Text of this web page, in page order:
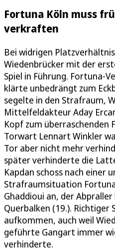
Fortuna Köln muss
verkraften
Bei widrigen
Wiedenbrücker mit der
Spiel in Führung. Fortuna-
klärte unbedrängt zum
segelte in den Strafraum,
Mittelfeldakteur Aday
Kopf zum überraschenden
Torwart Lennart Winkler
Tor aber nicht mehr
später verhinderte die
Kapdan schoss nach einer
Strafraumsituation
Ghaddioui an, der
Querbalken (19.). Richtiger
aufkommen, auch weil
geführte Gangart immer
verhinderte.